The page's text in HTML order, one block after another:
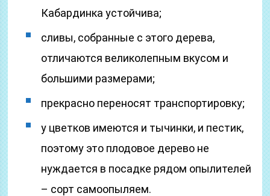
Кабардинка устойчива;
сливы, собранные с этого дерева,
отличаются великолепным вкусом и
большими размерами;
прекрасно переносят транспортировку;
у цветков имеются и тычинки, и пестик,
поэтому это плодовое дерево не
нуждается в посадке рядом опылителей
– сорт самоопыляем.